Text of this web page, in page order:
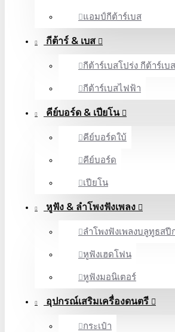
แอมป์กีต้าร์เบส
กีต้าร์ & เบส
กีต้าร์เบสโปร่ง กีต้าร์เบ
กีต้าร์เบสไฟฟ้า
คีย์บอร์ด & เปียโน
คีย์บอร์ดใบ้
คีย์บอร์ด
เปียโน
หูฟัง & ลําโพงฟังเพลง
ลำโพงฟังเพลงบลูทูธสปี
หูฟังเฮดโฟน
หูฟังมอนิเตอร์
อุปกรณ์เสริมเครื่องดนตรี
กระเป๋า